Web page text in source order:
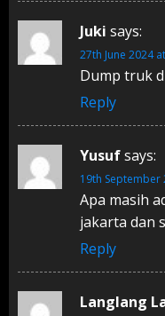
Juki says:
27th June 2024
Dump truk
Reply
Yusufsays:
19th September
Apa masih
jakarta dan
Reply
Langlang